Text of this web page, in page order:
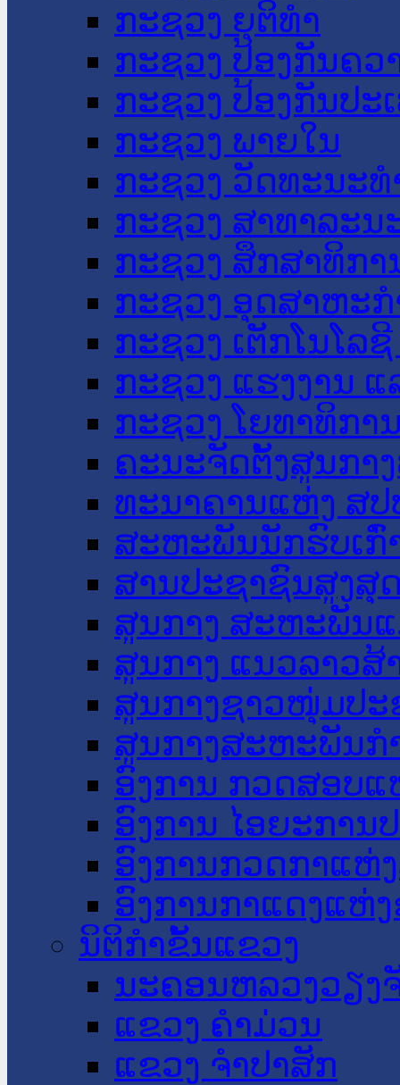
ກະຊວງ ຍຸຕິທໍາ
ກະຊວງ ປ້ອງກັນຄວ
ກະຊວງ ປ້ອງກັນປະ
ກະຊວງ ພາຍໃນ
ກະຊວງ ວັດທະນະ
ກະຊວງ ສາທາລະນ
ກະຊວງ ສຶກສາທິກາ
ກະຊວງ ອຸດສາຫະ
ກະຊວງ ເຕັກໂນໂລ
ກະຊວງ ແຮງງານ
ກະຊວງ ໂຍທາທິກາ
ຄະນະຈັດຕັ້ງສູນກາ
ທະນາຄານແຫ່ງ ສປ
ສະຫະພັນນັກຮົບເກົ່
ສານປະຊາຊົນສູງສຸ
ສູນກາງ ສະຫະພັນ
ສູນກາງ ແນວລາວສ້
ສູນກາງຊາວໜຸ່ມປະ
ສູນກາງສະຫະພັນກ
ອົງການ ກວດສອບແ
ອົງການ ໄອຍະການ
ອົງການກວດກາແຫ່
ອົງການກາແດງແຫ່
ນິຕິກໍາຂັ້ນແຂວງ
ນະ​ຄອນ​ຫລວງວຽງ
ແຂວງ ຄໍາມ່ວນ
ແຂວງ ຈໍາປາສັກ